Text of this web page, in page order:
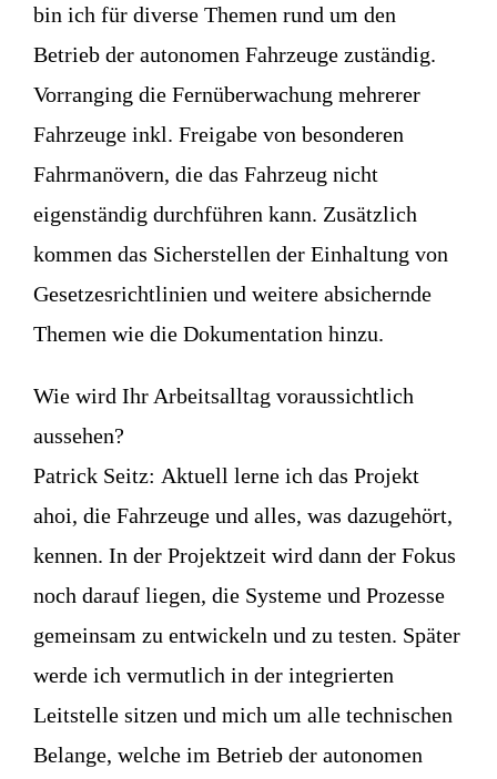
bin ich für diverse Themen rund um den
Betrieb der autonomen Fahrzeuge zuständig.
Vorranging die Fernüberwachung mehrerer
Fahrzeuge inkl. Freigabe von besonderen
Fahrmanövern, die das Fahrzeug nicht
eigenständig durchführen kann. Zusätzlich
kommen das Sicherstellen der Einhaltung von
Gesetzesrichtlinien und weitere absichernde
Themen wie die Dokumentation hinzu.
Wie wird Ihr Arbeitsalltag voraussichtlich
aussehen?
Patrick Seitz: Aktuell lerne ich das Projekt
ahoi, die Fahrzeuge und alles, was dazugehört,
kennen. In der Projektzeit wird dann der Fokus
noch darauf liegen, die Systeme und Prozesse
gemeinsam zu entwickeln und zu testen. Später
werde ich vermutlich in der integrierten
Leitstelle sitzen und mich um alle technischen
Belange, welche im Betrieb der autonomen